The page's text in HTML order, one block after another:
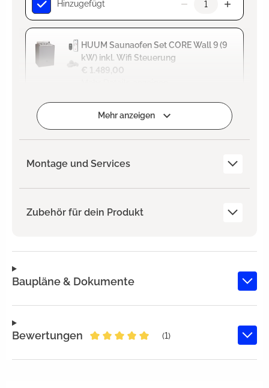
Hinzugefügt
HUUM Saunaofen Set CORE Wall 9 (9
kW) inkl. Wifi Steuerung
€ 1.489,00
Zum Projekt hinzufügen
Mehr anzeigen
Montage und Services
Zubehör für dein Produkt
Baupläne & Dokumente
Bewertungen
(1)